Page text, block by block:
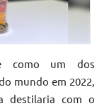
como um dos
mundo em 2022,
destilaria com o